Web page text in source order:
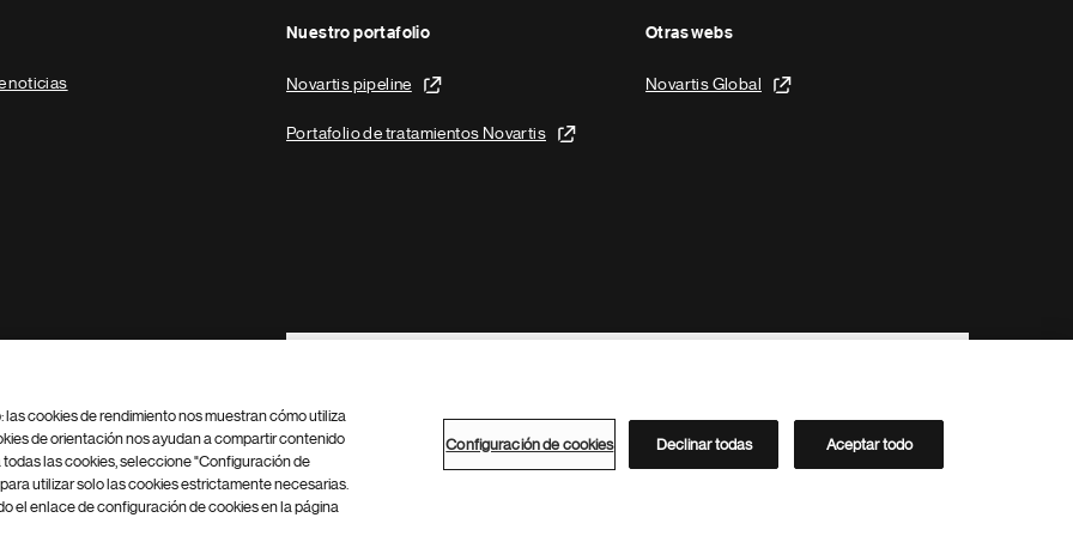
noticias
Nuestro portafolio
Novartis pipeline
Portafolio de tratamientos Novartis
Otras webs
Novartis Global
Footer Site Search
Configuración de cookies Mapa del sitio
Directorio de Novartis
cookies de rendimiento nos muestran cómo utiliza
de orientación nos ayudan a compartir contenido
las cookies, seleccione "Configuración de
utilizar solo las cookies estrictamente necesarias.
el enlace de configuración de cookies en la página
Configuración de cookies Declinar todas Aceptar todo